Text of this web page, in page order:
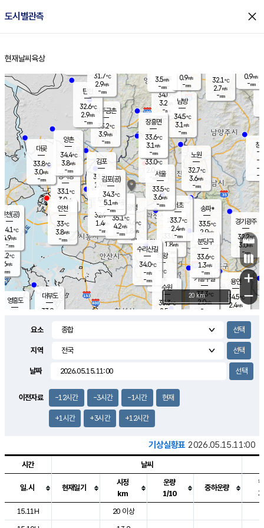
도시별관측 close
홈
현재날씨 육상
의도
℃
m/s
mm
영흥도
양주
34.0℃
3.2
-mm
과천
33.0℃
1.8m/s
- mm
용인
34.5℃
2.4m/s
경기광주
32.2℃
3.0m/s
-mm
3.0m/s
대부도
33.9
경서동
33.1℃
3.0m/s
-mm
파주금촌
33.2℃
3.9m/s
-mm
32.1℃
2.7m/s
-mm
대곶
33.8℃
3.0m/s
-mm
창
-
-m/
-
탄현
32.6℃
2.9m/s
-mm
0.9m/s
-mm
의왕
- ℃
m/s
mm
김포
33.2℃
1.9 m/s
mm
광명
34.6 ℃
1.8 m/s
-mm
부천
32.9℃
1.4m/s
-mm
양촌
34.4℃
3.8m/s
-mm
구로
35.1℃
4.2m/s
-mm
은평
33.0℃
2.0 m/s
- mm
노원
32.7℃
3.6m/s
-mm
송파*
33.5℃
2.9m/s
-mm
서초
33.7℃
2.4m/s
-mm
남방
34.5℃
3.1 m/s
-mm
기흥구갈
33.3℃
2.0m/s
-
수리산길
34.0℃
-m/s
-mm
분당구
33.6℃
1.3m/s
-mm
장흥면
33.6℃
3.1 m/s
-mm
3.5m/s
-mm
인천(공)
34.1℃
4.9m/s
-mm
김포(공)
34.3℃
5.1 m/s
-mm
수원
33.3℃
2.5 m/s
인천
33℃
3.8m/s
-mm
서울
33.5℃
3.6m/s
-mm
31.7℃
2.9m/s
-mm
0.9m/s
-mm
+
−
20 km
요소
지역
날짜
이전자료 -12시간 -3시간 -1시간 현재
+1시간 +3시간 +12시간
기상실황표 2026.05.15.11:00
도시별 기상실황표로 지점, 날씨, 기온, 강수, 바람, 기압등을 안내한 표입
시간 날씨
일.시 현재일기
시정
km
운량
1/10
중하운량
15.11H
20 이상